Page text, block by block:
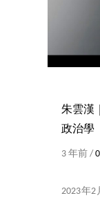
朱雲漢
政治學
3 年前 / 0
2023年